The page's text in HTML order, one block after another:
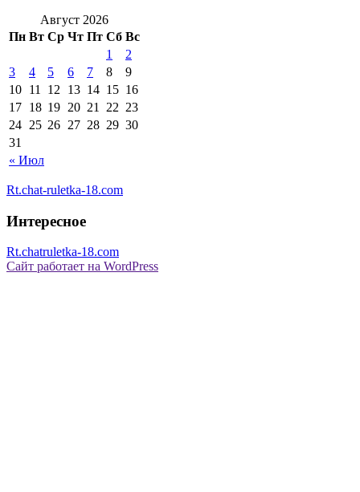
Август 2026
Пн Вт Ср Чт Пт Сб Вс
« Июл
1
2
3
4 5 6 7 8
9
10 11 12 13 14 15 16
17 18 19 20 21 22 23
24 25 26 27 28 29 30
31
Rt.chat-ruletka-18.com
Интересное
Rt.chatruletka-18.com
Сайт работает на WordPress